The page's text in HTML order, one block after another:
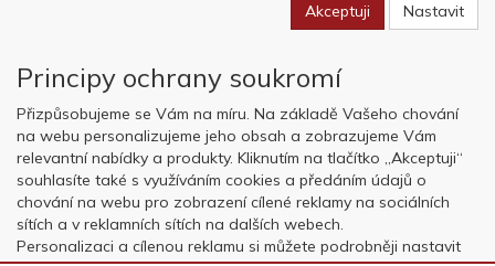
Copyright © OK AVIATION Base, s.r.o. 2022, powered byABRA E-
shop
Akceptuji Nastavit
Principy ochrany soukromí
Přizpůsobujeme se Vám na míru. Na základě Vašeho chování
na webu personalizujeme jeho obsah a zobrazujeme Vám
relevantní nabídky a produkty. Kliknutím na tlačítko „Akceptuji“
souhlasíte také s využíváním cookies a předáním údajů o
chování na webu pro zobrazení cílené reklamy na sociálních
sítích a v reklamních sítích na dalších webech.
Personalizaci a cílenou reklamu si můžete podrobněji nastavit